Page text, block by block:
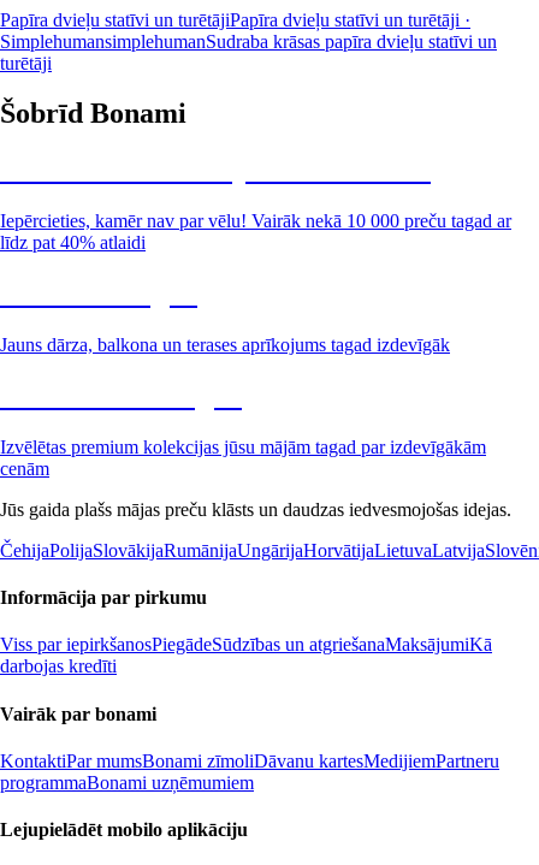
Papīra dvieļu statīvi un turētājiPapīra dvieļu statīvi un turētāji ·
SimplehumansimplehumanSudraba krāsas papīra dvieļu statīvi un
turētāji
Šobrīd Bonami
Iepērcieties, kamēr nav par vēlu! Vairāk nekā 10 000 preču tagad ar
līdz pat 40% atlaidi
Jauns dārza, balkona un terases aprīkojums tagad izdevīgāk
Izvēlētas premium kolekcijas jūsu mājām tagad par izdevīgākām
cenām
Jūs gaida plašs mājas preču klāsts un daudzas iedvesmojošas idejas.
ČehijaPolijaSlovākijaRumānijaUngārijaHorvātijaLietuvaLatvija
Informācija par pirkumu
Viss par iepirkšanosPiegādeSūdzības un atgriešanaMaksājumiKā
darbojas kredīti
Vairāk par bonami
KontaktiPar mumsBonami zīmoliDāvanu kartesMedijiemPartneru
programmaBonami uzņēmumiem
Lejupielādēt mobilo aplikāciju